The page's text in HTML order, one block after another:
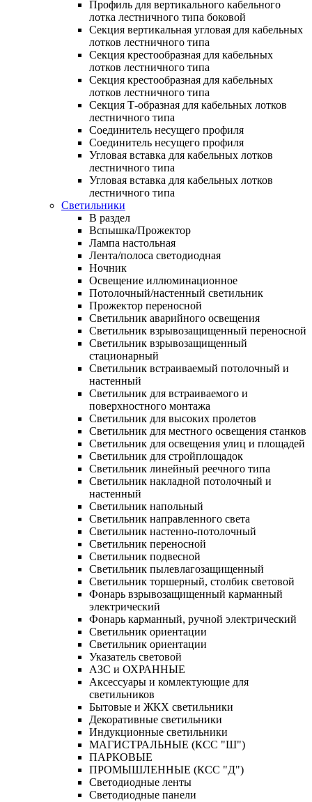
Профиль для вертикального кабельного
лотка лестничного типа боковой
Секция вертикальная угловая для кабельных
лотков лестничного типа
Секция крестообразная для кабельных
лотков лестничного типа
Секция крестообразная для кабельных
лотков лестничного типа
Секция Т-образная для кабельных лотков
лестничного типа
Соединитель несущего профиля
Соединитель несущего профиля
Угловая вставка для кабельных лотков
лестничного типа
Угловая вставка для кабельных лотков
лестничного типа
Светильники
В раздел
Вспышка/Прожектор
Лампа настольная
Лента/полоса светодиодная
Ночник
Освещение иллюминационное
Потолочный/настенный светильник
Прожектор переносной
Светильник аварийного освещения
Светильник взрывозащищенный переносной
Светильник взрывозащищенный
стационарный
Светильник встраиваемый потолочный и
настенный
Светильник для встраиваемого и
поверхностного монтажа
Светильник для высоких пролетов
Светильник для местного освещения станков
Светильник для освещения улиц и площадей
Светильник для стройплощадок
Светильник линейный реечного типа
Светильник накладной потолочный и
настенный
Светильник напольный
Светильник направленного света
Светильник настенно-потолочный
Светильник переносной
Светильник подвесной
Светильник пылевлагозащищенный
Светильник торшерный, столбик световой
Фонарь взрывозащищенный карманный
электрический
Фонарь карманный, ручной электрический
Светильник ориентации
Светильник ориентации
Указатель световой
АЗС и ОХРАННЫЕ
Аксессуары и комлектующие для
светильников
Бытовые и ЖКХ светильники
Декоративные светильники
Индукционные светильники
МАГИСТРАЛЬНЫЕ (КСС "Ш")
ПАРКОВЫЕ
ПРОМЫШЛЕННЫЕ (КСС "Д")
Светодиодные ленты
Светодиодные панели